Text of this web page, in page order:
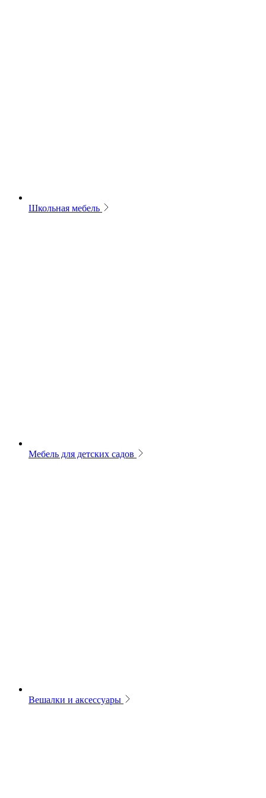
Школьная мебель
Мебель для детских садов
Вешалки и аксессуары